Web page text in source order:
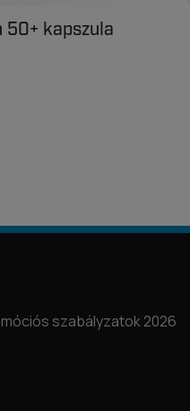
kapszula
szabályzatok 2026